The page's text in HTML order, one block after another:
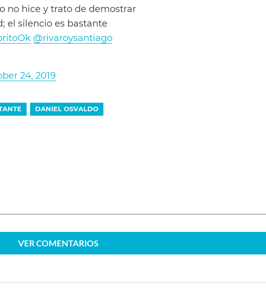
no hice y trato de demostrar
el silencio es bastante
@rivaroysantiago
24, 2019
DANIEL OSVALDO
VERCOMENTARIOS